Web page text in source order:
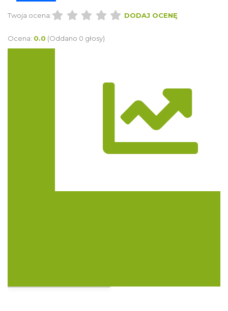
Twoja ocena: DODAJ OCENĘ
Ocena: 0.0 (Oddano 0 głosy)
Trasa